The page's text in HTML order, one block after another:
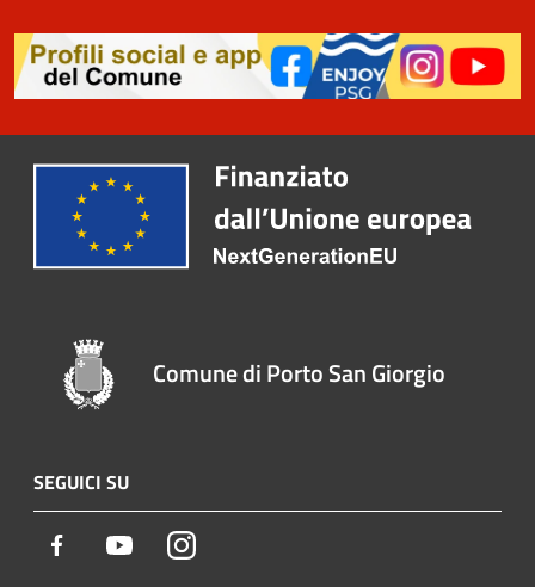
Comune di Porto San Giorgio
SEGUICI SU
Facebook YoutubeInstagram